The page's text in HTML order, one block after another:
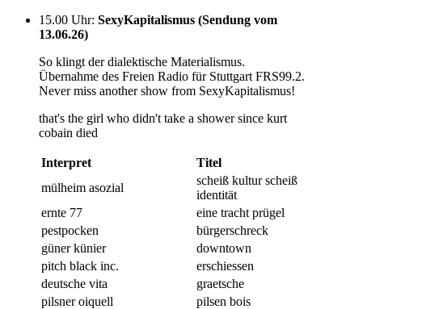
15.00 Uhr: SexyKapitalismus (Sendung vom
13.06.26)
So klingt der dialektische Materialismus.
Übernahme des Freien Radio für Stuttgart FRS99.2.
Never miss another show from SexyKapitalismus!
that's the girl who didn't take a shower since kurt
cobain died
Interpret
Titel
mülheim asozial
scheiß kultur scheiß
identität
ernte 77
eine tracht prügel
pestpocken
bürgerschreck
güner künier
downtown
pitch black inc.
erschiessen
deutsche vita
graetsche
pilsner oiquell
pilsen bois